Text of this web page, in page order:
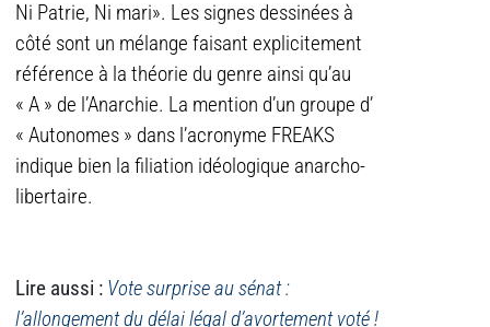
Ni Patrie, Ni mari». Les signes dessinées à
côté sont un mélange faisant explicitement
référence à la théorie du genre ainsi qu’au
« A » de l’Anarchie. La mention d’un groupe d’
« Autonomes » dans l’acronyme FREAKS
indique bien la filiation idéologique anarcho-
libertaire.
Lire aussi : Vote surprise au sénat :
l’allongement du délai légal d’avortement voté !